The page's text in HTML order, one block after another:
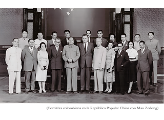
(Comitiva colombiana en la República Popular China con Mao Zedong)